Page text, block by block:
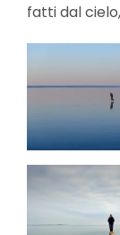
fatti dal